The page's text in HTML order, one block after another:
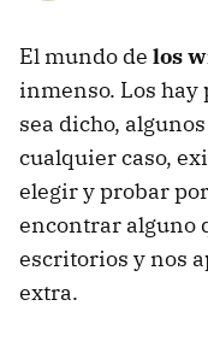
El mundo de los
inmenso. Los hay
sea dicho,
cualquier caso,
elegir y probar
encontrar alguno
escritorios y nos
extra.